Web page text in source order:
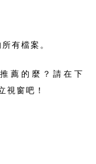
有檔案。
薦的麼？請在下
窗吧！